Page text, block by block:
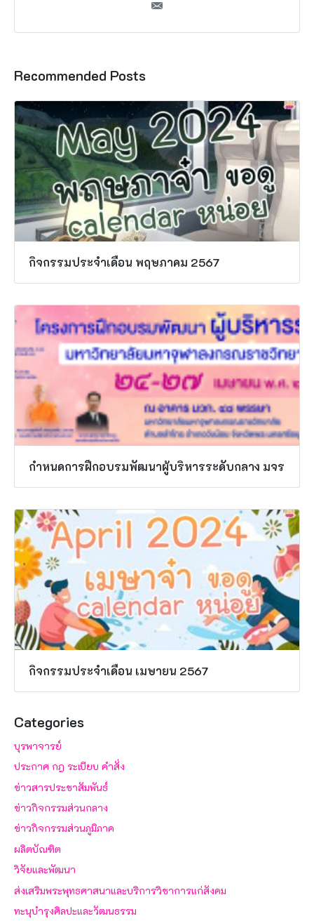
Recommended Posts
กิจกรรมประจำเดือน พฤษภาคม 2567
กำหนดการฝึกอบรมพัฒนาผู้บริหารระดับกลาง มจร
กิจกรรมประจำเดือน เมษายน 2567
Categories
บุรพาจารย์
ประกาศ กฎ ระเบียบ คำสั่ง
ข่าวสารประชาสัมพันธ์
ข่าวกิจกรรมส่วนกลาง
ข่าวกิจกรรมส่วนภูมิภาค
ผลิตบัณฑิต
วิจัยและพัฒนา
ส่งเสริมพระพุทธศาสนาและบริการวิชาการแก่สังคม
ทะนุบำรุงศิลปะและวัฒนธรรม